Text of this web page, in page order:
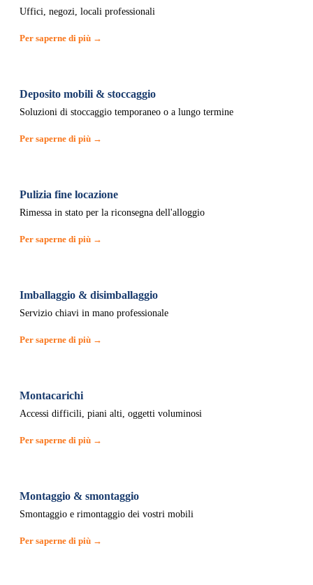
Uffici, negozi, locali professionali
Per saperne di più →
Deposito mobili & stoccaggio
Soluzioni di stoccaggio temporaneo o a lungo termine
Per saperne di più →
Pulizia fine locazione
Rimessa in stato per la riconsegna dell'alloggio
Per saperne di più →
Imballaggio & disimballaggio
Servizio chiavi in mano professionale
Per saperne di più →
Montacarichi
Accessi difficili, piani alti, oggetti voluminosi
Per saperne di più →
Montaggio & smontaggio
Smontaggio e rimontaggio dei vostri mobili
Per saperne di più →